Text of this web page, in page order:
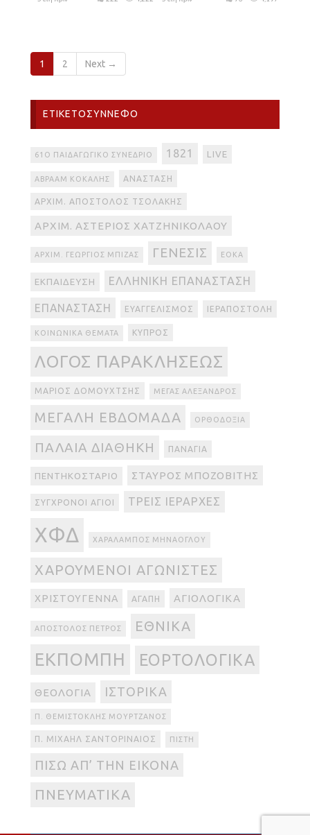
1 2 Next →
ΕΤΙΚΕΤΟΣΎΝΝΕΦΟ
61Ο ΠΑΙΔΑΓΩΓΙΚΌ ΣΥΝΈΔΡΙΟ 1821 LIVE
ΑΒΡΑΆΜ ΚΟΚΆΛΗΣ ΑΝΆΣΤΑΣΗ
ΑΡΧΙΜ. ΑΠΌΣΤΟΛΟΣ ΤΣΟΛΆΚΗΣ
ΑΡΧΙΜ. ΑΣΤΈΡΙΟΣ ΧΑΤΖΗΝΙΚΟΛΆΟΥ
ΑΡΧΙΜ. ΓΕΏΡΓΙΟΣ ΜΠΊΖΑΣ ΓΈΝΕΣΙΣ ΕΟΚΑ
ΕΚΠΑΊΔΕΥΣΗ ΕΛΛΗΝΙΚΉ ΕΠΑΝΆΣΤΑΣΗ
ΕΠΑΝΆΣΤΑΣΗ ΕΥΑΓΓΕΛΙΣΜΌΣ ΙΕΡΑΠΟΣΤΟΛΉ
ΚΟΙΝΩΝΙΚΆ ΘΈΜΑΤΑ ΚΎΠΡΟΣ
ΛΌΓΟΣ ΠΑΡΑΚΛΉΣΕΩΣ
ΜΆΡΙΟΣ ΔΟΜΟΥΧΤΣΉΣ ΜΈΓΑΣ ΑΛΈΞΑΝΔΡΟΣ
ΜΕΓΆΛΗ ΕΒΔΟΜΆΔΑ ΟΡΘΟΔΟΞΊΑ
ΠΑΛΑΙΆ ΔΙΑΘΉΚΗ ΠΑΝΑΓΊΑ
ΠΕΝΤΗΚΟΣΤΆΡΙΟ ΣΤΑΎΡΟΣ ΜΠΟΖΟΒΊΤΗΣ
ΣΎΓΧΡΟΝΟΙ ΆΓΙΟΙ ΤΡΕΙΣ ΙΕΡΆΡΧΕΣ
ΧΦΔ ΧΑΡΆΛΑΜΠΟΣ ΜΗΝΆΟΓΛΟΥ
ΧΑΡΟΎΜΕΝΟΙ ΑΓΩΝΙΣΤΈΣ
ΧΡΙΣΤΟΎΓΕΝΝΑ ΑΓΆΠΗ ΑΓΙΟΛΟΓΙΚΆ
ΑΠΌΣΤΟΛΟΣ ΠΈΤΡΟΣ ΕΘΝΙΚΆ
ΕΚΠΟΜΠΉ ΕΟΡΤΟΛΟΓΙΚΆ
ΘΕΟΛΟΓΊΑ ΙΣΤΟΡΙΚΆ
Π. ΘΕΜΙΣΤΟΚΛΉΣ ΜΟΥΡΤΖΑΝΌΣ
Π. ΜΙΧΑΉΛ ΣΑΝΤΟΡΙΝΑΊΟΣ ΠΊΣΤΗ
ΠΊΣΩ ΑΠ’ ΤΗΝ ΕΙΚΌΝΑ
ΠΝΕΥΜΑΤΙΚΆ